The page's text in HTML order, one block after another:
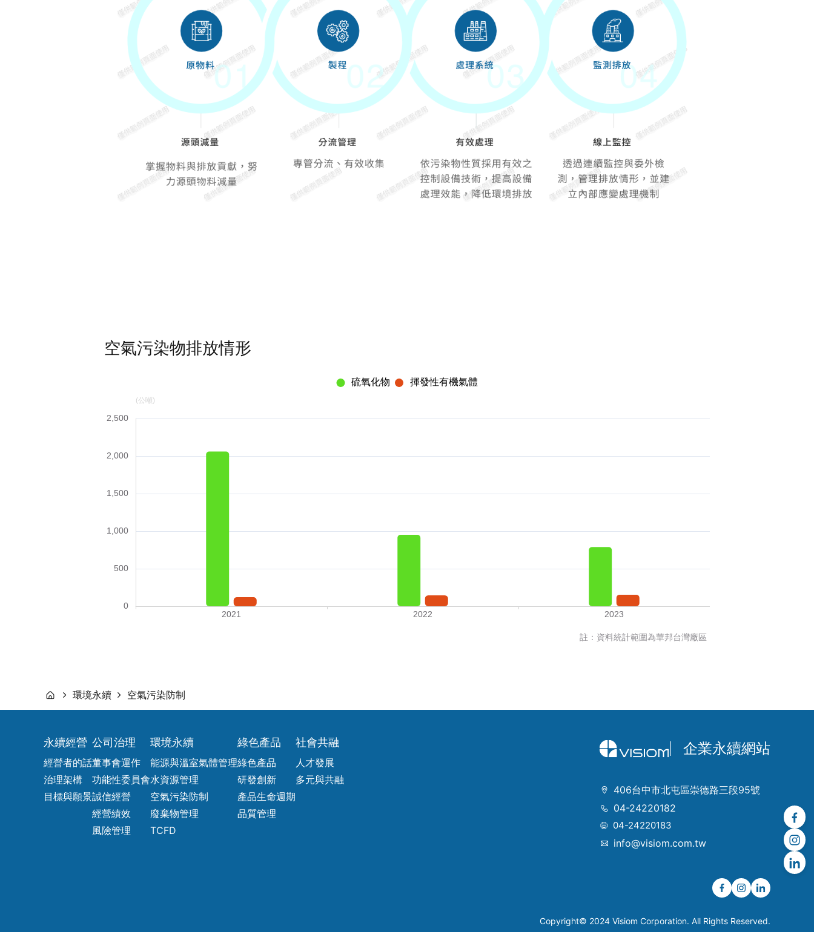
空氣污染物排放情形
環境永續 空氣污染防制
永續經營
經營者的話
治理架構
目標與願景
公司治理
董事會運作
功能性委員會
誠信經營
經營績效
風險管理
環境永續
能源與溫室氣體管理
水資源管理
空氣污染防制
廢棄物管理
TCFD
綠色產品
綠色產品
研發創新
產品生命週期
品質管理
社會共融
人才發展
多元與共融
企業永續網站
406台中市北屯區崇德路三段95號
04-24220182
04-24220183
info@visiom.com.tw
Copyright© 2024 Visiom Corporation. All Rights Reserved.